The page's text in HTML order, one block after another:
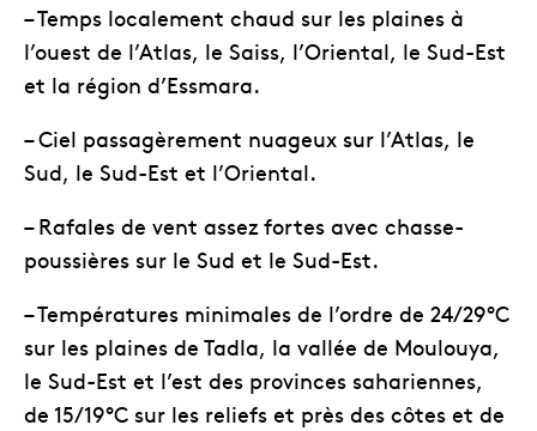
– Temps localement chaud sur les plaines à
l’ouest de l’Atlas, le Saiss, l’Oriental, le Sud-Est
et la région d’Essmara.
– Ciel passagèrement nuageux sur l’Atlas, le
Sud, le Sud-Est et l’Oriental.
– Rafales de vent assez fortes avec chasse-
poussières sur le Sud et le Sud-Est.
– Températures minimales de l’ordre de 24/29°C
sur les plaines de Tadla, la vallée de Moulouya,
le Sud-Est et l’est des provinces sahariennes,
de 15/19°C sur les reliefs et près des côtes et de